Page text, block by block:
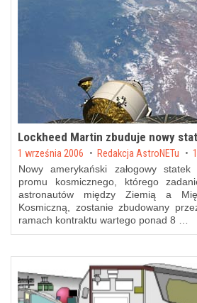
Lockheed Martin zbuduje nowy
Posted on
1 września 2006 byRedakcja AstroNETu
Nowy amerykański załogowy statek
promu kosmicznego, którego
astronautów między Ziemią a
Kosmiczną, zostanie zbudowany
ramach kontraktu wartego ponad 8 …